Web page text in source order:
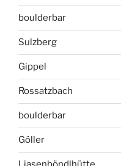
boulderbar
Sulzberg
Gippel
Rossatzbach
boulderbar
Göller